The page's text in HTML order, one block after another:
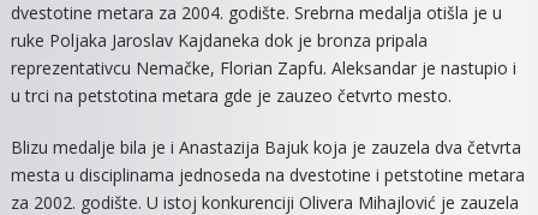
dvestotine metara za 2004. godište. Srebrna medalja otišla je u
ruke Poljaka Jaroslav Kajdaneka dok je bronza pripala
reprezentativcu Nemačke, Florian Zapfu. Aleksandar je nastupio i
u trci na petstotina metara gde je zauzeo četvrto mesto.
Blizu medalje bila je i Anastazija Bajuk koja je zauzela dva četvrta
mesta u disciplinama jednoseda na dvestotine i petstotine metara
za 2002. godište. U istoj konkurenciji Olivera Mihajlović je zauzela